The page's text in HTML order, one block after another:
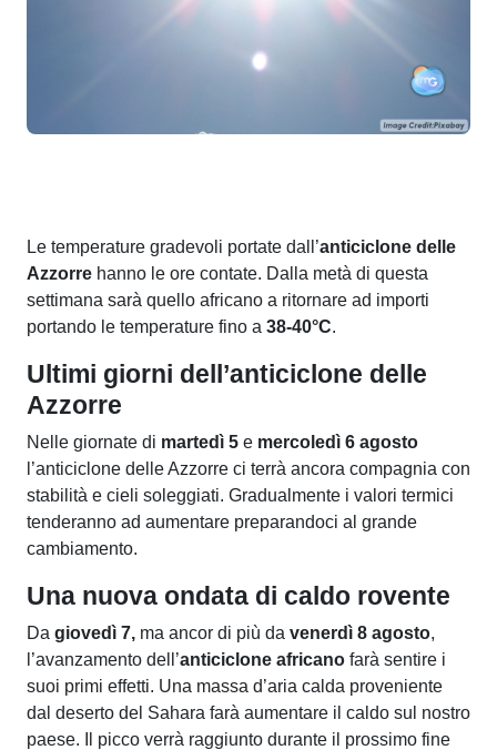
Le temperature gradevoli portate dall’anticiclone delle
Azzorre hanno le ore contate. Dalla metà di questa
settimana sarà quello africano a ritornare ad importi
portando le temperature fino a 38-40°C.
Ultimi giorni dell’anticiclone delle
Azzorre
Nelle giornate di martedì 5 e mercoledì 6 agosto
l’anticiclone delle Azzorre ci terrà ancora compagnia con
stabilità e cieli soleggiati. Gradualmente i valori termici
tenderanno ad aumentare preparandoci al grande
cambiamento.
Una nuova ondata di caldo rovente
Da giovedì 7, ma ancor di più da venerdì 8 agosto,
l’avanzamento dell’anticiclone africano farà sentire i
suoi primi effetti. Una massa d’aria calda proveniente
dal deserto del Sahara farà aumentare il caldo sul nostro
paese. Il picco verrà raggiunto durante il prossimo fine